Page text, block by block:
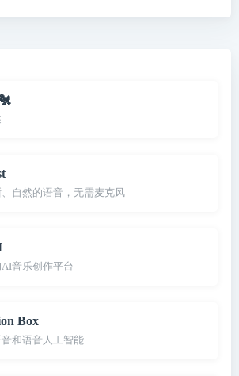
自然的语音，无需麦克风
音乐创作平台
Box
和语音人工智能